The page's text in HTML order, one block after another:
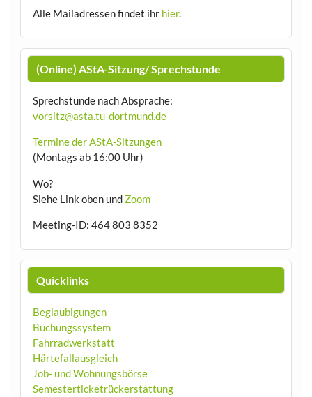
Alle Mailadressen findet ihr hier.
(Online) AStA-Sitzung/ Sprechstunde
Sprechstunde nach Absprache:
vorsitz@asta.tu-dortmund.de
Termine der AStA-Sitzungen
(Montags ab 16:00 Uhr)
Wo?
Siehe Link oben und Zoom
Meeting-ID: 464 803 8352
Quicklinks
Beglaubigungen
Buchungssystem
Fahrradwerkstatt
Härtefallausgleich
Job- und Wohnungsbörse
Semesterticketrückerstattung